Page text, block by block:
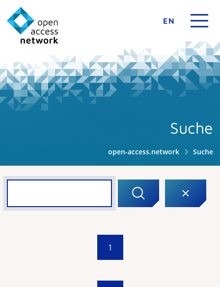
EN
Suche
open-access.network Suche
1